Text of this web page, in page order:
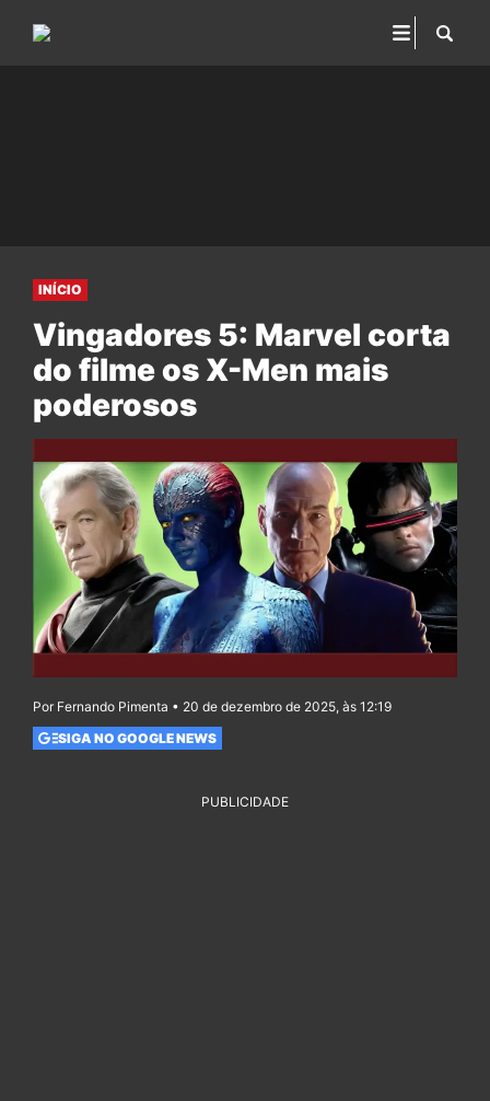
INÍCIO
Vingadores 5: Marvel corta
do filme os X-Men mais
poderosos
Por Fernando Pimenta • 20 de dezembro de 2025, às 12:19
SIGA NO GOOGLE NEWS
PUBLICIDADE